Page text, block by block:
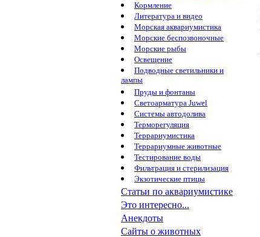
Кормление
Литература и видео
Морская аквариумистика
Морские беспозвоночные
Морские рыбы
Освещение
Подводные светильники и
лампы
Пруды и фонтаны
Светоарматура Juwel
Системы автодолива
Терморегуляция
Террариумистика
Террариумные животные
Тестирование воды
Фильтрация и стерилизация
Экзотические птицы
Статьи по аквариумистике
Это интересно...
Анекдоты
Сайты о животных